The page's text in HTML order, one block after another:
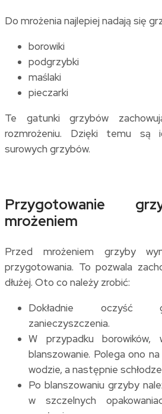
Do mrożenia najlepiej nadają się
borowiki
podgrzybki
maślaki
pieczarki
Te gatunki grzybów
rozmrożeniu. Dzięki temu są
surowych grzybów.
Przygotowanie
mrożeniem
Przed mrożeniem grzyby
przygotowania. To pozwala
dłużej. Oto co należy zrobić:
Dokładnie oczyść
zanieczyszczenia.
W przypadku borowików,
blanszowanie. Polega ono
wodzie, a następnie
Po blanszowaniu grzyby
w szczelnych